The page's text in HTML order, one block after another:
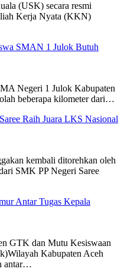
(USK) secara resmi
Kerja Nyata (KKN)
SMAN 1 Julok Butuh
Negeri 1 Julok Kabupaten
beberapa kilometer dari…
Raih Juara LKS Nasional
kembali ditorehkan oleh
SMK PP Negeri Saree
Antar Tugas Kepala
GTK dan Mutu Kesiswaan
Kabupaten Aceh
antar…